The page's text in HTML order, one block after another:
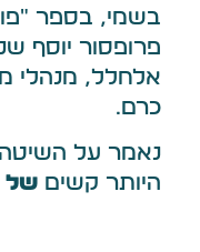
בשמי, בספר
פרופסור יוסף
אלחלל, מנהלי
כרם.
נאמר על
היותר קשיםשל